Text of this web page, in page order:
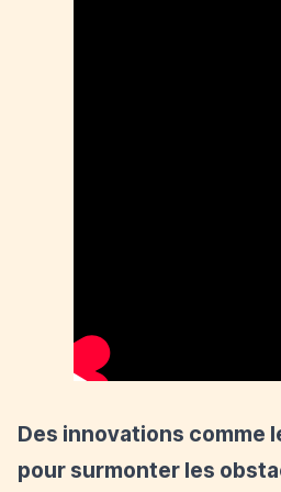
Des innovations comme
pour surmonter les